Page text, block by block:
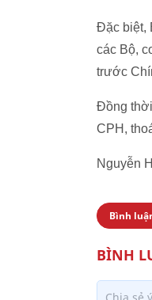
Đặc biệt,
các Bộ,
trước
Đồng
CPH,
Nguyễn
Bình